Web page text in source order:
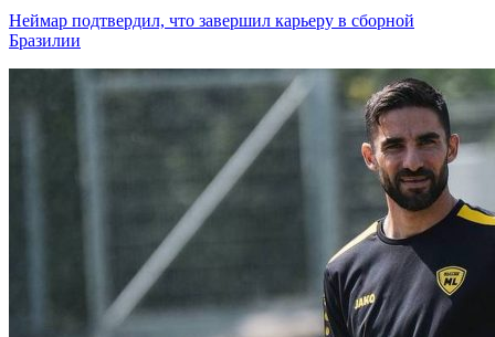
Неймар подтвердил, что завершил карьеру в сборной
Бразилии